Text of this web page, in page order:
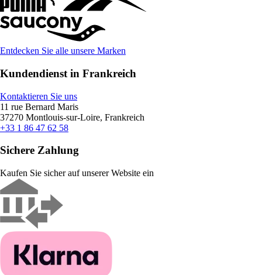
Entdecken Sie alle unsere Marken
Kundendienst in Frankreich
Kontaktieren Sie uns
11 rue Bernard Maris
37270 Montlouis-sur-Loire, Frankreich
+33 1 86 47 62 58
Sichere Zahlung
Kaufen Sie sicher auf unserer Website ein